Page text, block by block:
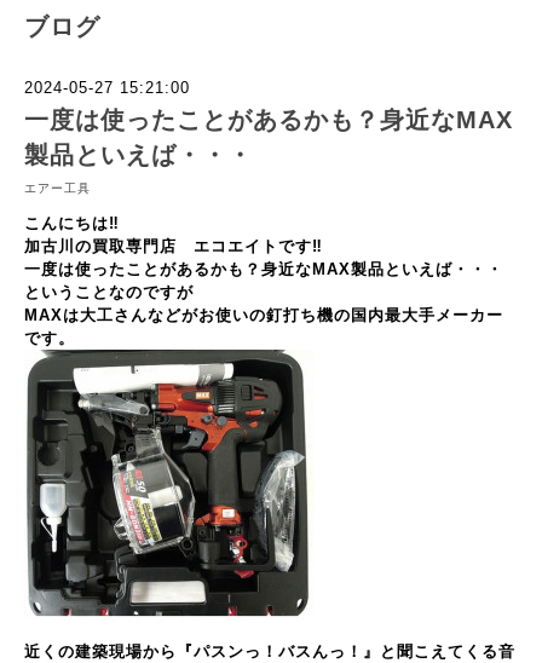
ブログ
2024-05-27 15:21:00
一度は使ったことがあるかも？身近なMAX
製品といえば・・・
エアー工具
こんにちは‼
加古川の買取専門店 エコエイトです‼
一度は使ったことがあるかも？身近なMAX製品といえば・・・
ということなのですが
MAXは大工さんなどがお使いの釘打ち機の国内最大手メーカー
です。
近くの建築現場から『パスンっ！バスんっ！』と聞こえてくる音